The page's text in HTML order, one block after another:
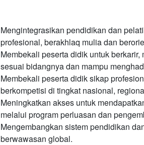
Mengintegrasikan pendidikan dan
profesional, berakhlaq mulia dan
Membekali peserta didik untuk
sesuai bidangnya dan mampu
Membekali peserta didik sikap
berkompetisi di tingkat nasional,
Meningkatkan akses untuk
melalui program perluasan dan
Mengembangkan sistem pendidikan
berwawasan global.